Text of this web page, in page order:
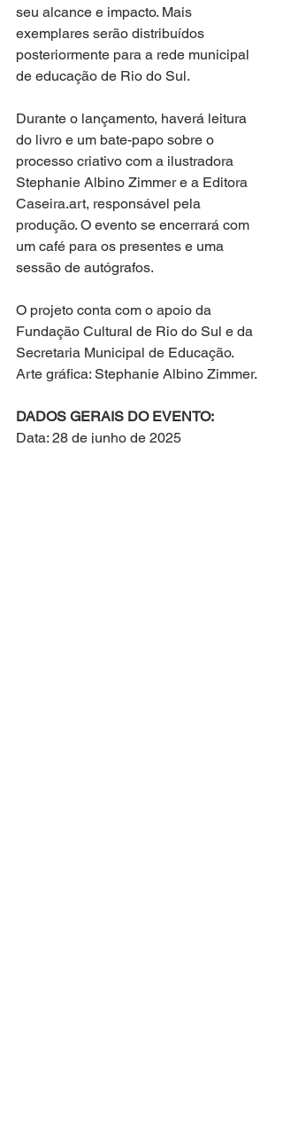
seu alcance e impacto. Mais
exemplares serão distribuídos
posteriormente para a rede municipal
de educação de Rio do Sul.
Durante o lançamento, haverá leitura
do livro e um bate-papo sobre o
processo criativo com a ilustradora
Stephanie Albino Zimmer e a Editora
Caseira.art, responsável pela
produção. O evento se encerrará com
um café para os presentes e uma
sessão de autógrafos.
O projeto conta com o apoio da
Fundação Cultural de Rio do Sul e da
Secretaria Municipal de Educação.
Arte gráfica: Stephanie Albino Zimmer.
DADOS GERAIS DO EVENTO:
Data: 28 de junho de 2025